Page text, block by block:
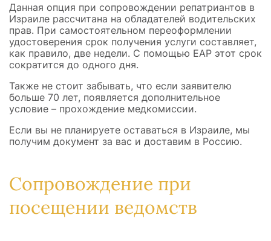
Данная опция при сопровождении репатриантов в
Израиле рассчитана на обладателей водительских
прав. При самостоятельном переоформлении
удостоверения срок получения услуги составляет,
как правило, две недели. С помощью ЕАР этот срок
сократится до одного дня.
Также не стоит забывать, что если заявителю
больше 70 лет, появляется дополнительное
условие – прохождение медкомиссии.
Если вы не планируете оставаться в Израиле, мы
получим документ за вас и доставим в Россию.
Сопровождение при
посещении ведомств